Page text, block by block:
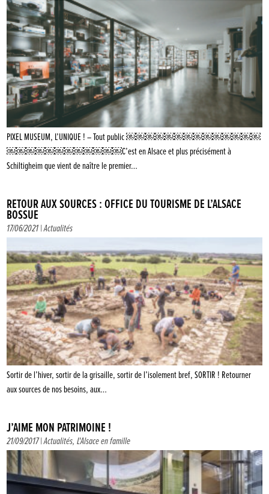
PIXEL MUSEUM, L’UNIQUE ! – Tout public ￼￼￼￼￼￼￼￼￼￼￼￼￼￼
￼￼￼￼￼￼￼￼￼￼￼￼C’est en Alsace et plus précisément à
Schiltigheim que vient de naître le premier…
RETOUR AUX SOURCES : OFFICE DU TOURISME DE L’ALSACE
BOSSUE
17/06/2021 |Actualités
Sortir de l’hiver, sortir de la grisaille, sortir de l’isolement bref, SORTIR ! Retourner
aux sources de nos besoins, aux…
J’AIME MON PATRIMOINE !
21/09/2017 |Actualités,L'Alsace en famille